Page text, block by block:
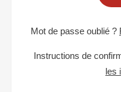
Mot de passe oublié ?
Instructions de
les